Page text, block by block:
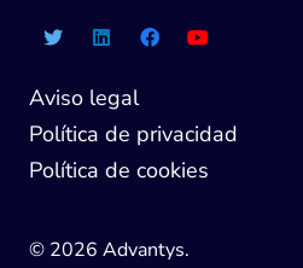
Aviso legal
Política de privacidad
Política de cookies
© 2026 Advantys.